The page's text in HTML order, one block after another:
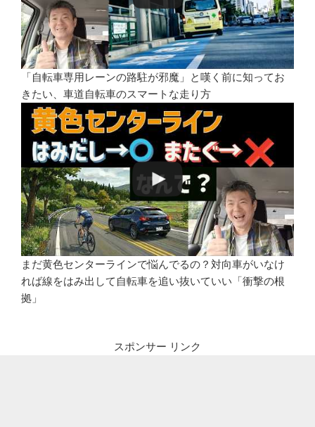
「自転車専用レーンの路駐が邪魔」と嘆く前に知ってお
きたい、車道自転車のスマートな走り方
まだ黄色センターラインで悩んでるの？対向車がいなけ
れば線をはみ出して自転車を追い抜いていい「衝撃の根
拠」
スポンサー リンク